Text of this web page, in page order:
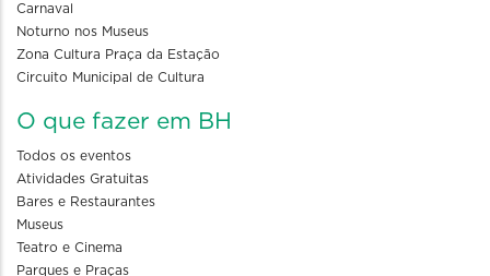
Carnaval
Noturno nos Museus
Zona Cultura Praça da Estação
Circuito Municipal de Cultura
O que fazer em BH
Todos os eventos
Atividades Gratuitas
Bares e Restaurantes
Museus
Teatro e Cinema
Parques e Praças